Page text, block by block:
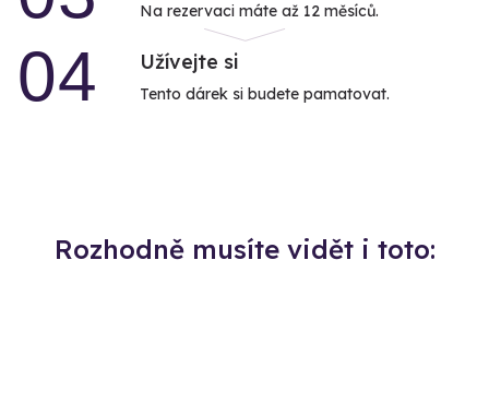
Na rezervaci máte až 12 měsíců.
04 Užívejte si
Tento dárek si budete pamatovat.
Rozhodně musíte vidět i toto: